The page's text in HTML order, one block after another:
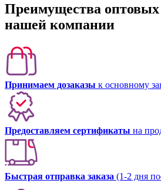
Преимущества оптовых
нашей компании
Принимаем дозаказы к основному
Предоставляем сертификаты на
Быстрая отправка заказа (1-2 дня